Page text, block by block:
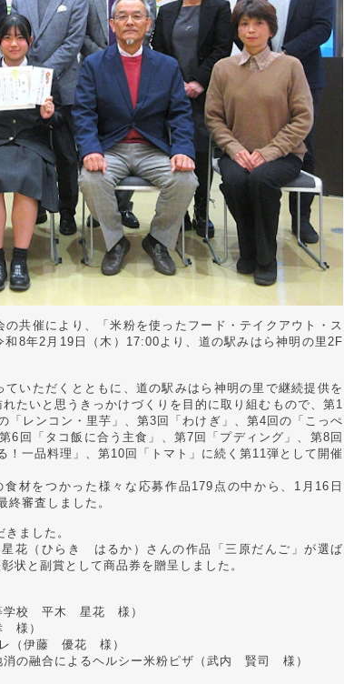
共催により、「米粉を使ったフード・テイクアウト・ス
8年2月19日（木）17:00より、道の駅みはら神明の里2F
いただくとともに、道の駅みはら神明の里で継続提供を
たいと思うきっかけづくりを目的に取り組むもので、第1
「レンコン・里芋」、第3回「わけぎ」、第4回の「こっぺ
6回「タコ飯に合う主食」、第7回「プディング」、第8回
！一品料理」、第10回「トマト」に続く第11弾として開催
材をつかった様々な応募作品179点の中から、1月16日
終審査しました。
ました。
花（ひらき はるか）さんの作品「三原だんご」が選ば
状と副賞として商品券を贈呈しました。
学校 平木 星花 様）
様）
（伊藤 優花 様）
の融合によるヘルシー米粉ピザ（武内 賢司 様）